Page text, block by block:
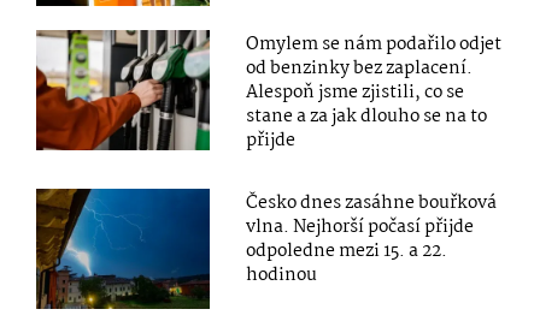
Omylem se nám podařilo odjet
od benzinky bez zaplacení.
Alespoň jsme zjistili, co se
stane a za jak dlouho se na to
přijde
Česko dnes zasáhne bouřková
vlna. Nejhorší počasí přijde
odpoledne mezi 15. a 22.
hodinou